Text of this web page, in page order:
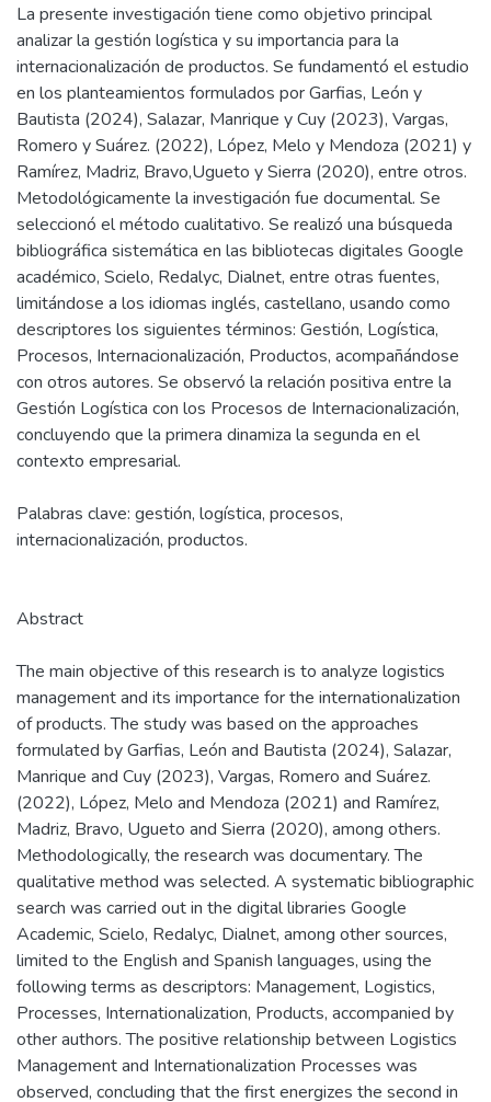
La presente investigación tiene como objetivo principal
analizar la gestión logística y su importancia para la
internacionalización de productos. Se fundamentó el estudio
en los planteamientos formulados por Garfias, León y
Bautista (2024), Salazar, Manrique y Cuy (2023), Vargas,
Romero y Suárez. (2022), López, Melo y Mendoza (2021) y
Ramírez, Madriz, Bravo,Ugueto y Sierra (2020), entre otros.
Metodológicamente la investigación fue documental. Se
seleccionó el método cualitativo. Se realizó una búsqueda
bibliográfica sistemática en las bibliotecas digitales Google
académico, Scielo, Redalyc, Dialnet, entre otras fuentes,
limitándose a los idiomas inglés, castellano, usando como
descriptores los siguientes términos: Gestión, Logística,
Procesos, Internacionalización, Productos, acompañándose
con otros autores. Se observó la relación positiva entre la
Gestión Logística con los Procesos de Internacionalización,
concluyendo que la primera dinamiza la segunda en el
contexto empresarial.
Palabras clave: gestión, logística, procesos,
internacionalización, productos.
Abstract
The main objective of this research is to analyze logistics
management and its importance for the internationalization
of products. The study was based on the approaches
formulated by Garfias, León and Bautista (2024), Salazar,
Manrique and Cuy (2023), Vargas, Romero and Suárez.
(2022), López, Melo and Mendoza (2021) and Ramírez,
Madriz, Bravo, Ugueto and Sierra (2020), among others.
Methodologically, the research was documentary. The
qualitative method was selected. A systematic bibliographic
search was carried out in the digital libraries Google
Academic, Scielo, Redalyc, Dialnet, among other sources,
limited to the English and Spanish languages, using the
following terms as descriptors: Management, Logistics,
Processes, Internationalization, Products, accompanied by
other authors. The positive relationship between Logistics
Management and Internationalization Processes was
observed, concluding that the first energizes the second in